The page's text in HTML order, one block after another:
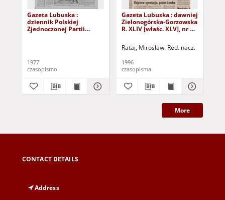
Gazeta Lubuska :
dziennik Polskiej
Zjednoczonej Partii
1977
czasopismo
Gazeta Lubuska : dawniej
Zielonogórska-Gorzowska
R. XLIV [właśc. XLV], nr 52
Rataj, Mirosław. Red. nacz.
1996
czasopisma
More
CONTACT DETAILS
Address